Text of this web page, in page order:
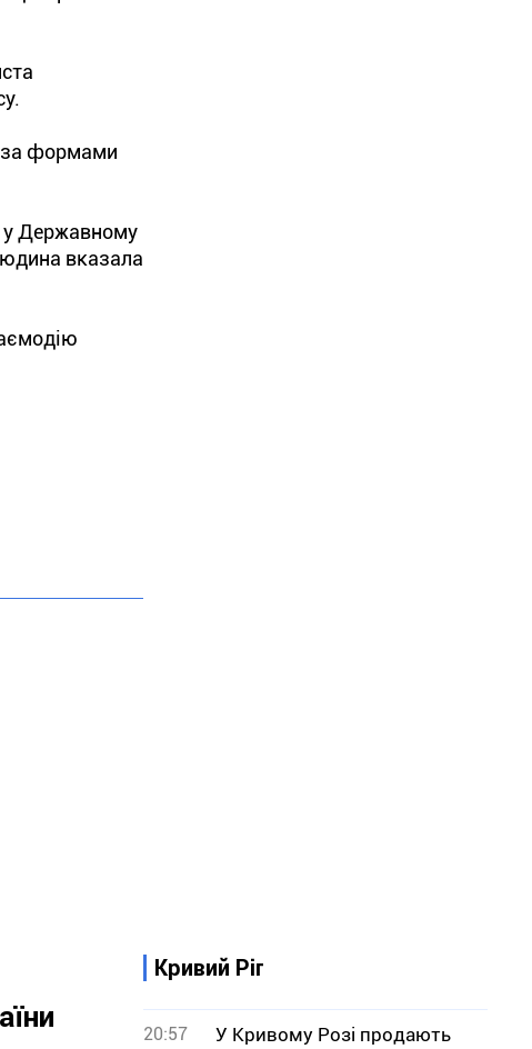
за формами
у Державному
вказала
Кривий Ріг
20:57
У Кривому Розі продають